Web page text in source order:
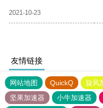
2021-10-23
友情链接
网站地图 QuickQ 旋风
坚果加速器
小牛加速器